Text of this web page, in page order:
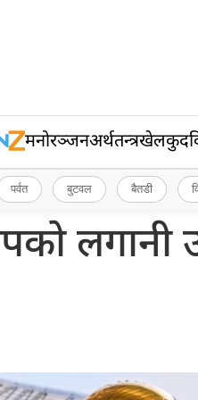
मनोरञ्जनअर्थतन्त्रखेलकुद
पर्वत बुटवल बैतडी
लगानी